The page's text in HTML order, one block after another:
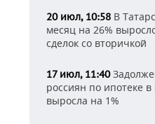
20 июл, 10:58 В
месяц на 26%
сделок со вторичкой
17 июл, 11:40
россиян по ипотеке
выросла на 1%